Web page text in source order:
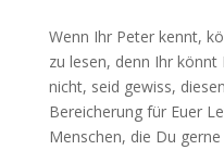
Wenn Ihr Peter kennt,
zu lesen, denn Ihr könnt
nicht, seid gewiss,
Bereicherung für Euer
Menschen, die Du